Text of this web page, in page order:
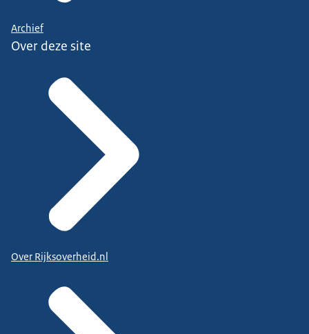
Archief
Over deze site
Over Rijksoverheid.nl